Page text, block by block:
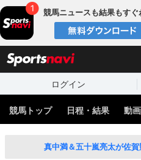
競馬ニュースも結果もすぐ
ログイン
競馬トップ 日程・結果 動画
真中満＆五十嵐亮太が佐賀